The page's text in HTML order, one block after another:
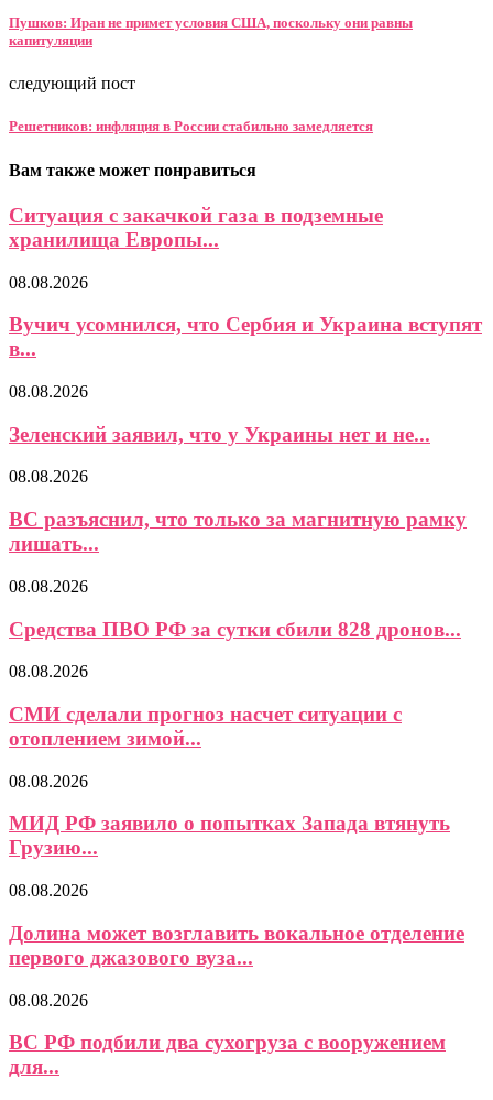
Пушков: Иран не примет условия США, поскольку они равны
капитуляции
следующий пост
Решетников: инфляция в России стабильно замедляется
Вам также может понравиться
Ситуация с закачкой газа в подземные
хранилища Европы...
08.08.2026
Вучич усомнился, что Сербия и Украина вступят
в...
08.08.2026
Зеленский заявил, что у Украины нет и не...
08.08.2026
ВС разъяснил, что только за магнитную рамку
лишать...
08.08.2026
Средства ПВО РФ за сутки сбили 828 дронов...
08.08.2026
СМИ сделали прогноз насчет ситуации с
отоплением зимой...
08.08.2026
МИД РФ заявило о попытках Запада втянуть
Грузию...
08.08.2026
Долина может возглавить вокальное отделение
первого джазового вуза...
08.08.2026
ВС РФ подбили два сухогруза с вооружением
для...